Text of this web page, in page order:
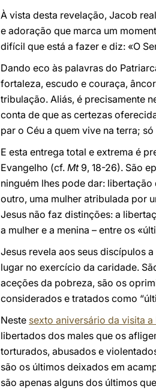
À vista desta revelação, Jacob
e adoração que marca um
difícil que está a fazer e diz: «O
Dando eco às palavras do
fortaleza, escudo e couraça,
tribulação. Aliás, é precisamente
conta de que as certezas
par o Céu a quem vive na terra; só
E esta entrega total e extrema é
Evangelho (cf. Mt9, 18-26). São
ninguém lhes pode dar:
outro, uma mulher atribulada por
Jesus não faz distinções: a
a mulher e a menina – entre os
Jesus revela aos seus discípulos
lugar no exercício da caridade.
aceções da pobreza, são os
considerados e tratados como
Neste sexto aniversário da visita a
libertados dos males que os
torturados, abusados e
são os últimos deixados em
são apenas alguns dos últimos